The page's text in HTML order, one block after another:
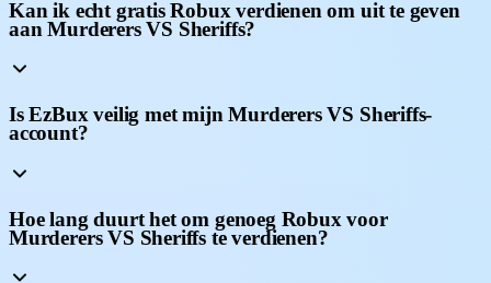
Kan ik echt gratis Robux verdienen om uit te geven
aan Murderers VS Sheriffs?
Is EzBux veilig met mijn Murderers VS Sheriffs-
account?
Hoe lang duurt het om genoeg Robux voor
Murderers VS Sheriffs te verdienen?